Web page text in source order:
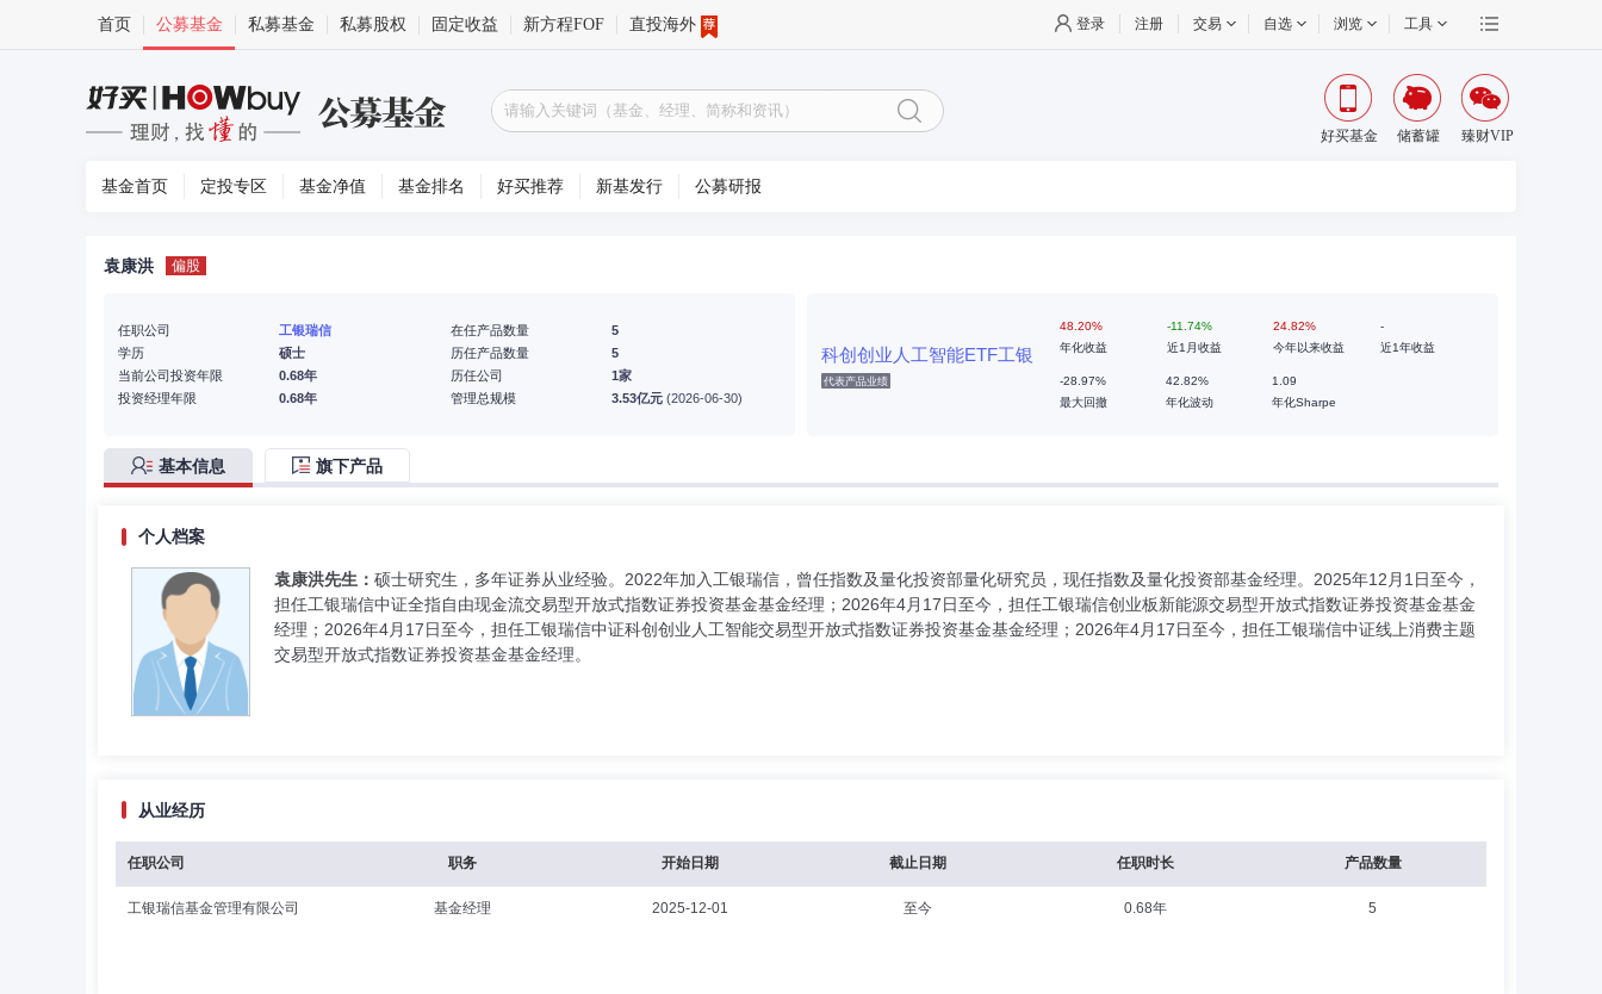
首页 公募基金 私募基金 私募股权 固定收益 新方程FOF 直投海外 登录 注册 交易 自选 浏览 工具
好买基金 储蓄罐 臻财VIP
基金首页 定投专区 基金净值 基金排名 好买推荐 新基发行 公募研报
袁康洪 偏股
任职公司
工银瑞信
学历
硕士
当前公司投资年限
0.68年
投资经理年限
0.68年
在任产品数量
5
历任产品数量
5
历任公司
1家
管理总规模
3.53亿元 (2026-06-30)
科创创业人工智能ETF工银
代表产品业绩
48.20%
年化收益
-11.74%
近1月收益
24.82%
今年以来收益
-
近1年收益
-28.97%
最大回撤
42.82%
年化波动
1.09
年化Sharpe
基本信息 旗下产品
个人档案
袁康洪先生： 硕士研究生，多年证券从业经验。2022年加入工银瑞信，曾任指数及量化投资部量化研究员，现任指数及量化投资部基金经理。2025年12月1日至今，
担任工银瑞信中证全指自由现金流交易型开放式指数证券投资基金基金经理；2026年4月17日至今，担任工银瑞信创业板新能源交易型开放式指数证券投资基金基金
经理；2026年4月17日至今，担任工银瑞信中证科创创业人工智能交易型开放式指数证券投资基金基金经理；2026年4月17日至今，担任工银瑞信中证线上消费主题
交易型开放式指数证券投资基金基金经理。
从业经历
任职公司 职务 开始日期 截止日期 任职时长 产品数量
工银瑞信基金管理有限公司 基金经理 2025-12-01 至今 0.68年 5